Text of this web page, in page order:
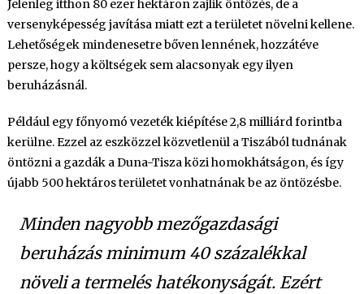
Jelenleg itthon 80 ezer hektáron zajlik öntözés, de a
versenyképesség javítása miatt ezt a területet növelni kellene.
Lehetőségek mindenesetre bőven lennének, hozzátéve
persze, hogy a költségek sem alacsonyak egy ilyen
beruházásnál.
Például egy főnyomó vezeték kiépítése 2,8 milliárd forintba
kerülne. Ezzel az eszközzel közvetlenül a Tiszából tudnának
öntözni a gazdák a Duna-Tisza közi homokhátságon, és így
újabb 500 hektáros területet vonhatnának be az öntözésbe.
Minden nagyobb mezőgazdasági
beruházás minimum 40 százalékkal
növeli a termelés hatékonyságát. Ezért